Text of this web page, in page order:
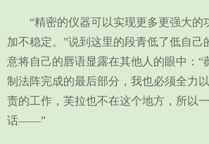
“精密的仪器可以实现更多更强大的
加不稳定。”说到这里的段青低了低自己
意将自己的唇语显露在其他人的眼中：“
制法阵完成的最后部分，我也必须全力
责的工作，芙拉也不在这个地方，所以
话——”